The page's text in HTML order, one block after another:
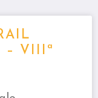
– VIIIª